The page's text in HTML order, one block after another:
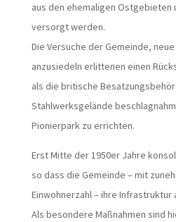
aus den ehemaligen Ostgebieten
versorgt werden.
Die Versuche der Gemeinde,
anzusiedeln erlittenen einen
als die britische
Stahlwerksgelände
Pionierpark zu errichten.
Erst Mitte der 1950er Jahre
so dass die Gemeinde – mit
Einwohnerzahl – ihre Infrastruktur
Als besondere Maßnahmen sind